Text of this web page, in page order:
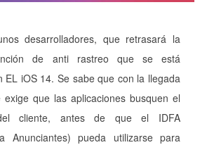
desarrolladores, que retrasará la
de anti rastreo que se está
EL iOS 14. Se sabe que con la llegada
que las aplicaciones busquen el
del cliente, antes de que el IDFA
Anunciantes) pueda utilizarse para